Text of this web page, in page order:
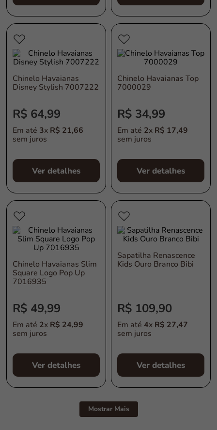
Chinelo Havaianas
Disney Stylish 7007222
R$ 64,99
Em até 3x R$ 21,66
sem juros
Ver detalhes
Chinelo Havaianas Top
7000029
R$ 34,99
Em até 2x R$ 17,49
sem juros
Ver detalhes
Chinelo Havaianas Slim
Square Logo Pop Up
7016935
R$ 49,99
Em até 2x R$ 24,99
sem juros
Ver detalhes
Sapatilha Renascence
Kids Ouro Branco Bibi
R$ 109,90
Em até 4x R$ 27,47
sem juros
Ver detalhes
Mostrar Mais